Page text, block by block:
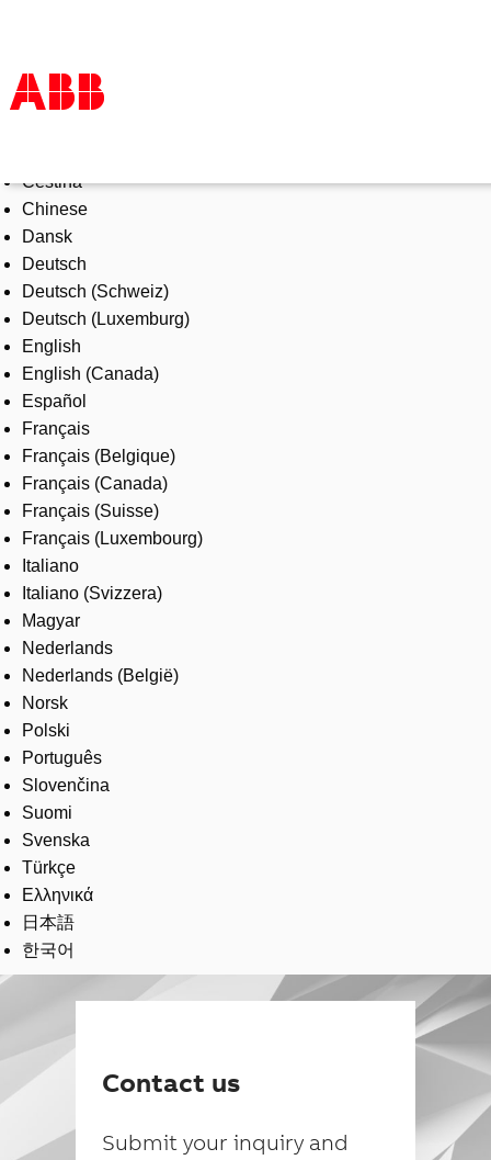
Products & Solutions
Industries
Services
About us
Where to buy
Contact us
Careers
Čeština
Chinese
Dansk
Deutsch
Deutsch (Schweiz)
Deutsch (Luxemburg)
English
English (Canada)
Español
Français
Français (Belgique)
Français (Canada)
Français (Suisse)
Français (Luxembourg)
Italiano
Italiano (Svizzera)
Magyar
Nederlands
Nederlands (België)
Norsk
Polski
Português
Slovenčina
Suomi
Svenska
Türkçe
Ελληνικά
日本語
한국어
Contact us
Submit your inquiry and